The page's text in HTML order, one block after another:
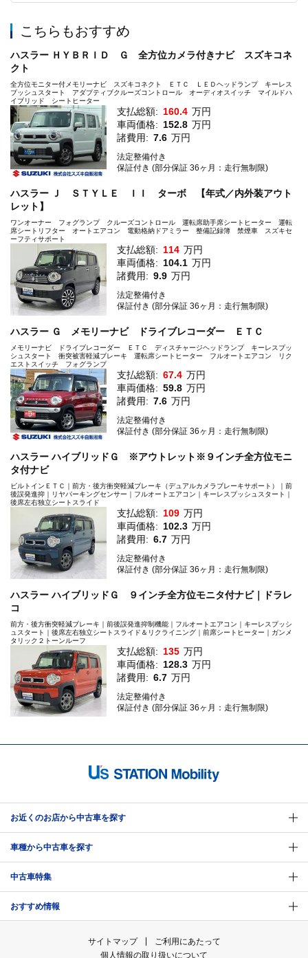
こちらもおすすめ
ハスラー ＨＹＢＲＩＤ Ｇ 全方位カメラ付きナビ スズキコネ
クト
全方位モニター付メモリーナビ スズキコネクト ＥＴＣ ＬＥＤヘッドランプ キーレス
プッシュスタート アダプティブクルーズコントロール オーディオスイッチ マイルドハ
イブリッド シートヒーター
支払総額: 160.4 万円
車両価格: 152.8 万円
諸費用: 7.6 万円
法定整備付き
保証付き (部分保証 36ヶ月：走行無制限)
ハスラー Ｊ ＳＴＹＬＥ ＩＩ ターボ 【年式／内外装アウト
レット】
ワンオーナー フォグランプ クルーズコントロール 運転席助手席シートヒーター 運転
席シートリフター オートエアコン 電動格納ドアミラー 整備記録簿 禁煙車 スズキセ
ーフティサポート
支払総額: 114 万円
車両価格: 104.1 万円
諸費用: 9.9 万円
法定整備付き
保証付き (部分保証 36ヶ月：走行無制限)
ハスラー Ｇ メモリーナビ ドライブレコーダー ＥＴＣ
メモリーナビ ドライブレコーダー ＥＴＣ ディスチャージヘッドランプ キーレスプッ
シュスタート 衝突被害軽減ブレーキ 運転席シートヒーター フルオートエアコン リク
エストスイッチ フォグランプ
支払総額: 67.4 万円
車両価格: 59.8 万円
諸費用: 7.6 万円
法定整備付き
保証付き (部分保証 36ヶ月：走行無制限)
ハスラー ハイブリッドＧ ※アウトレット※９インチ全方位モニ
タ付ナビ
ビルトインＥＴＣ｜前方・後方衝突軽減ブレーキ（デュアルカメラブレーキサポート）｜前
後誤発進抑｜リヤパーキングセンサー｜フルオートエアコン｜キーレスプッシュスタート｜
後席左右独立シートスライド
支払総額: 109 万円
車両価格: 102.3 万円
諸費用: 6.7 万円
法定整備付き
保証付き (部分保証 36ヶ月：走行無制限)
ハスラー ハイブリッドＧ ９インチ全方位モニタ付ナビ｜ドラレ
コ
前方・後方衝突軽減ブレーキ｜前後誤発進抑制機能｜フルオートエアコン｜キーレスプッシ
ュスタート｜後席左右独立シートスライド＆リクライニング｜前席シートヒーター｜ガンメ
タリック２トーンルーフ
支払総額: 135 万円
車両価格: 128.3 万円
諸費用: 6.7 万円
法定整備付き
保証付き (部分保証 36ヶ月：走行無制限)
お近くのお店から中古車を探す
車種から中古車を探す
中古車特集
おすすめ情報
サイトマップ
ご利用にあたって
個人情報の取り扱いについて